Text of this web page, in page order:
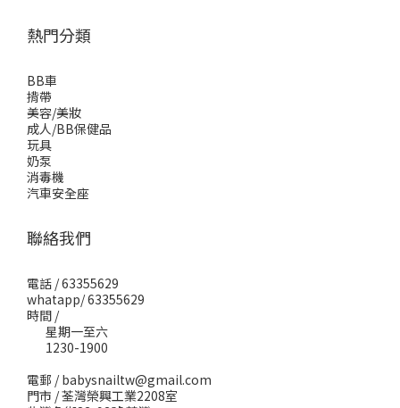
熱門分類
BB車
揹帶
美容/美妝
成人/BB保健品
玩具
奶泵
消毒機
汽車安全座
聯絡我們
電話 / 63355629
whatapp/ 63355629
時間 /
星期一至六
1230-1900
電郵 / babysnailtw@gmail.com
門市 / 荃灣榮興工業2208室